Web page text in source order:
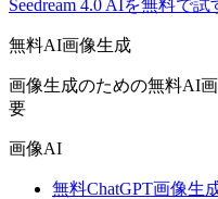
Seedream 4.0 AIを無料で試
無料AI画像生成
画像生成のための無料AI
要
画像AI
無料ChatGPT画像生